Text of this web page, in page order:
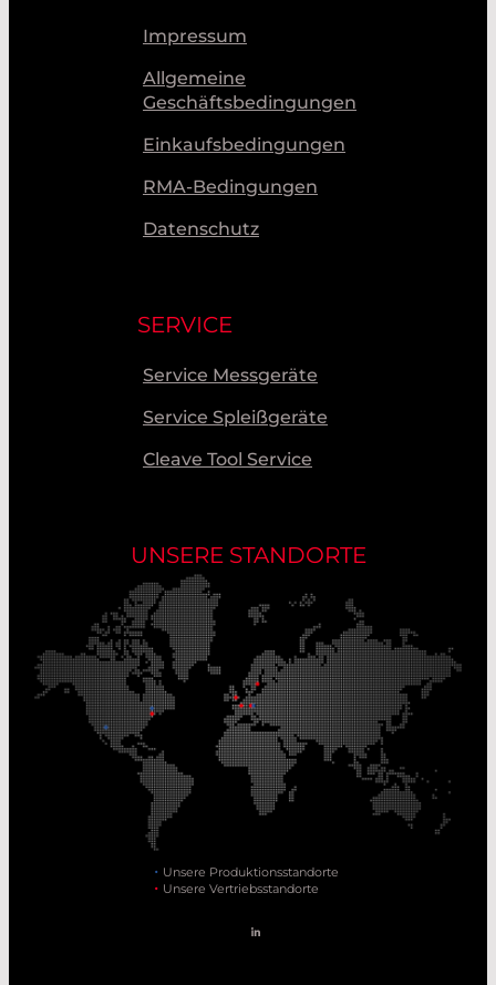
Impressum
Allgemeine
Geschäftsbedingungen
Einkaufsbedingungen
RMA-Bedingungen
Datenschutz
SERVICE
Service Messgeräte
Service Spleißgeräte
Cleave Tool Service
UNSERE STANDORTE
Unsere Produktionsstandorte
Unsere Vertriebsstandorte